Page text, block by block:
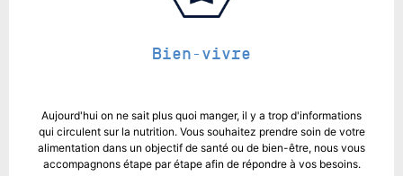
Bien-vivre
Aujourd'hui on ne sait plus quoi manger, il y a trop d'informations
qui circulent sur la nutrition. Vous souhaitez prendre soin de votre
alimentation dans un objectif de santé ou de bien-être, nous vous
accompagnons étape par étape afin de répondre à vos besoins.